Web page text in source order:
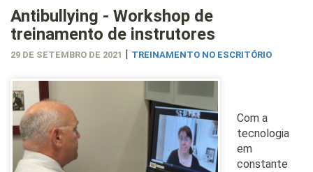
Antibullying - Workshop de
treinamento de instrutores
29 DE SETEMBRO DE 2021 | TREINAMENTO NO ESCRITÓRIO
Com a
tecnologia
em
constante